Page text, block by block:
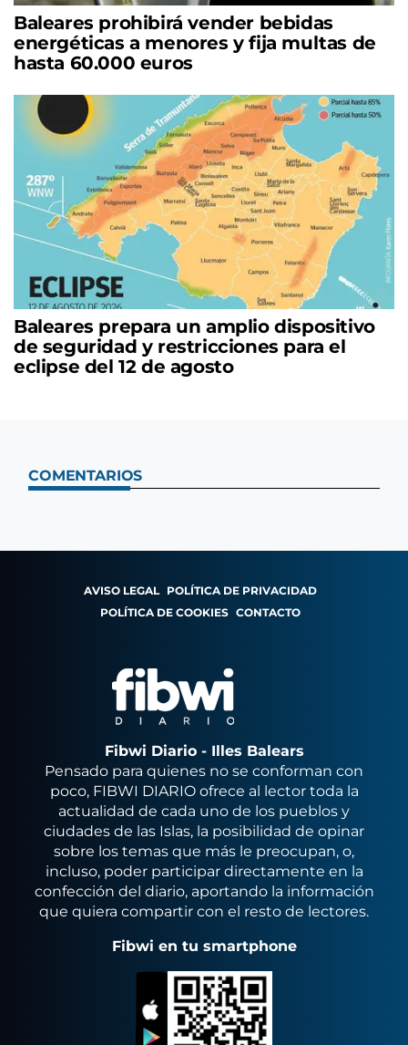
Baleares prohibirá vender bebidas
energéticas a menores y fija multas de
hasta 60.000 euros
Baleares prepara un amplio dispositivo
de seguridad y restricciones para el
eclipse del 12 de agosto
COMENTARIOS
AVISO LEGAL POLÍTICA DE PRIVACIDAD
POLÍTICA DE COOKIES CONTACTO
Fibwi Diario - Illes Balears
Pensado para quienes no se conforman con
poco, FIBWI DIARIO ofrece al lector toda la
actualidad de cada uno de los pueblos y
ciudades de las Islas, la posibilidad de opinar
sobre los temas que más le preocupan, o,
incluso, poder participar directamente en la
confección del diario, aportando la información
que quiera compartir con el resto de lectores.
Fibwi en tu smartphone